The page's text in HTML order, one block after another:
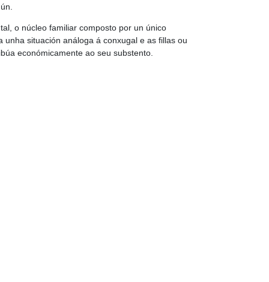
o núcleo familiar composto por un único
situación análoga á conxugal e as fillas ou
económicamente ao seu substento.